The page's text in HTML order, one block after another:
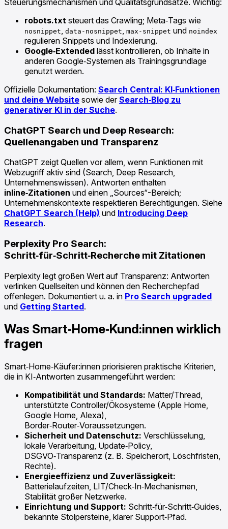
robots.txt steuert das Crawling; Meta‑Tags wie
nosnippet data-nosnippet max-snippet und noindex
regulieren Snippets und Indexierung.
Google‑Extended lässt kontrollieren, ob Inhalte in
anderen Google‑Systemen als Trainingsgrundlage
genutzt werden.
Offizielle Dokumentation: Search Central: KI‑Funktionen
und deine Website sowie derSearch‑Blog zu
generativer KI in der Suche.
ChatGPT Search und Deep Research:
Quellenangaben und Transparenz
ChatGPT zeigt Quellen vor allem, wenn Funktionen mit
Webzugriff aktiv sind (Search, Deep Research,
Unternehmenswissen). Antworten enthalten
inline‑Zitationen und einen „Sources“-Bereich;
Unternehmenskontexte respektieren Berechtigungen. Siehe
ChatGPT Search (Help) und Introducing Deep
Research.
Perplexity Pro Search:
Schritt‑für‑Schritt‑Recherche mit Zitationen
Perplexity legt großen Wert auf Transparenz: Antworten
verlinken Quellseiten und können den Recherchepfad
offenlegen. Dokumentiert u. a. in Pro Search upgraded
und Getting Started.
Was Smart‑Home‑Kund:innen wirklich
fragen
Smart‑Home‑Käufer:innen priorisieren praktische Kriterien,
die in KI‑Antworten zusammengeführt werden:
Kompatibilität und Standards: Matter/Thread,
unterstützte Controller/Ökosysteme (Apple Home,
Google Home, Alexa),
Border‑Router‑Voraussetzungen.
Sicherheit und Datenschutz: Verschlüsselung,
lokale Verarbeitung, Update‑Policy,
DSGVO‑Transparenz (z. B. Speicherort, Löschfristen,
Rechte).
Energieeffizienz und Zuverlässigkeit:
Batterielaufzeiten, LIT/Check‑In‑Mechanismen,
Stabilität großer Netzwerke.
Einrichtung und Support: Schritt‑für‑Schritt‑Guides,
bekannte Stolpersteine, klarer Support‑Pfad.